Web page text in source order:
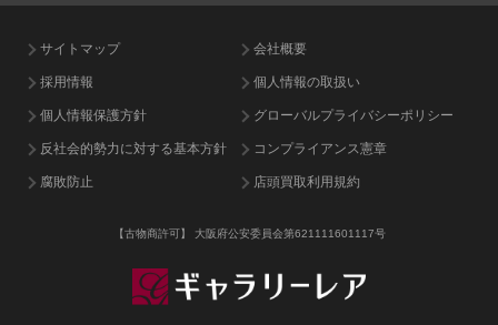
サイトマップ 会社概要
採用情報 個人情報の取扱い
個人情報保護方針 グローバルプライバシーポリシー
反社会的勢力に対する基本方針 コンプライアンス憲章
腐敗防止 店頭買取利用規約
【古物商許可】 大阪府公安委員会第621111601117号